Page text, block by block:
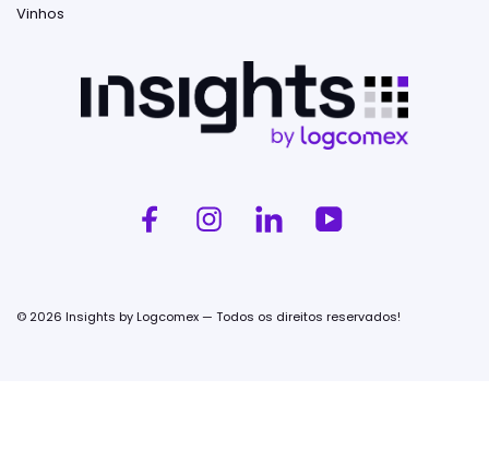
Vinhos
© 2026 Insights by Logcomex — Todos os direitos reservados!